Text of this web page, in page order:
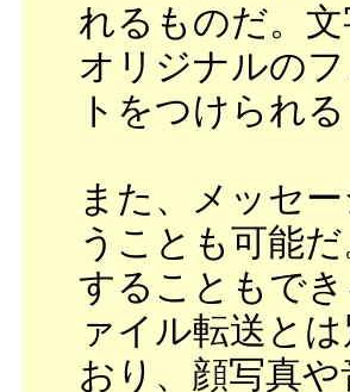
れるものだ。
オリジナルの
トをつけられる
また、メッセ
うことも可能
することもで
ァイル転送と
おり、顔写真